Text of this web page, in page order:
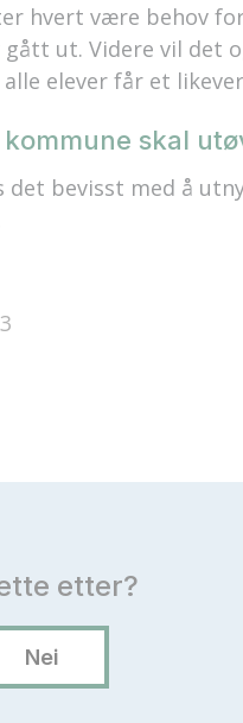
hvert være behov
ut. Videre vil det
elever får et
skal
det bevisst med å